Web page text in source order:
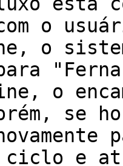
o
o
o
se
ciclo e